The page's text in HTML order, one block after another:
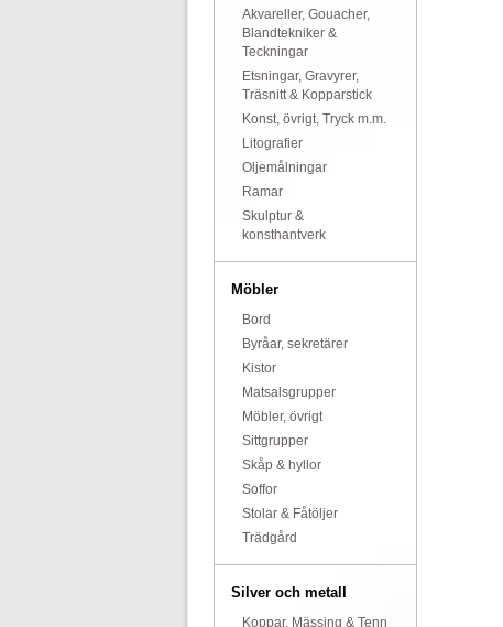
Akvareller, Gouacher,
Blandtekniker &
Teckningar
Etsningar, Gravyrer,
Träsnitt & Kopparstick
Konst, övrigt, Tryck m.m.
Litografier
Oljemålningar
Ramar
Skulptur &
konsthantverk
Möbler
Bord
Byråar, sekretärer
Kistor
Matsalsgrupper
Möbler, övrigt
Sittgrupper
Skåp & hyllor
Soffor
Stolar & Fåtöljer
Trädgård
Silver och metall
Koppar, Mässing & Tenn